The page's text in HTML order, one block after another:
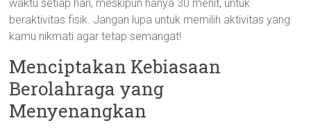
waktu setiap hari, meskipun hanya 30 menit, untuk
beraktivitas fisik. Jangan lupa untuk memilih aktivitas yang
kamu nikmati agar tetap semangat!
Menciptakan Kebiasaan
Berolahraga yang
Menyenangkan